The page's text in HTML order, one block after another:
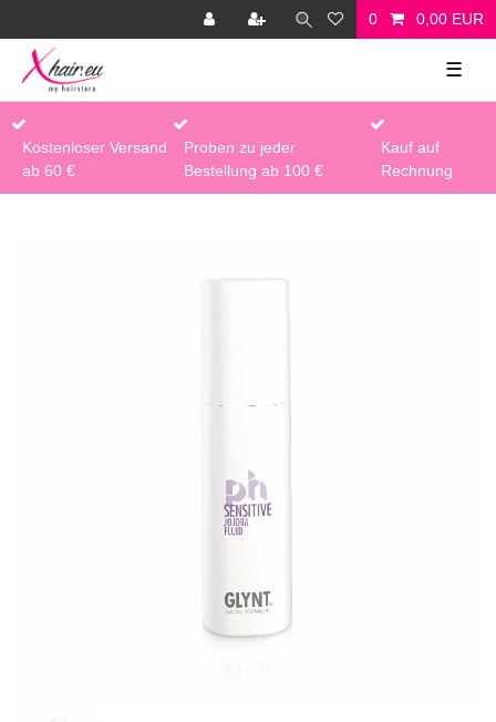
0 0,00 EUR
☰
Kostenloser Versand
ab 60 €
Proben zu jeder
Bestellung ab 100 €
Kauf auf
Rechnung